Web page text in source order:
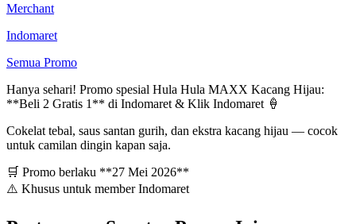
Merchant
Indomaret
Semua Promo
Hanya sehari! Promo spesial Hula Hula MAXX Kacang Hijau:
**Beli 2 Gratis 1** di Indomaret & Klik Indomaret 🍦
Cokelat tebal, saus santan gurih, dan ekstra kacang hijau — cocok
untuk camilan dingin kapan saja.
🛒 Promo berlaku **27 Mei 2026**
⚠️ Khusus untuk member Indomaret